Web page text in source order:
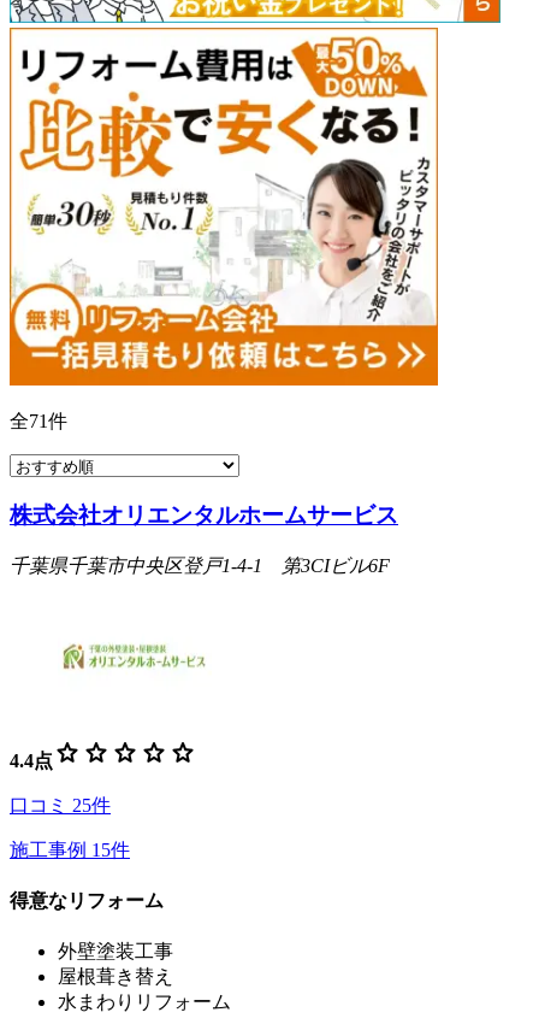
全71件
株式会社オリエンタルホームサービス
千葉県千葉市中央区登戸1-4-1 第3CIビル6F
4.4点 star star star star star
口コミ 25件
施工事例 15件
得意なリフォーム
外壁塗装工事
屋根葺き替え
水まわりリフォーム